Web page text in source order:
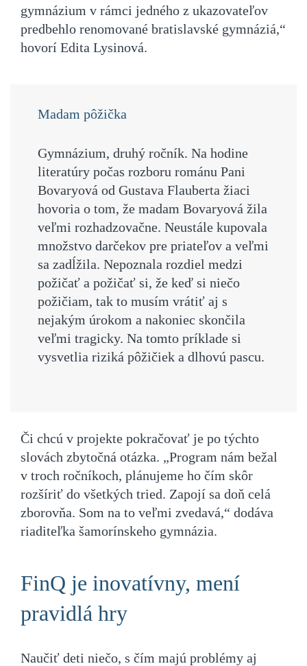
gymnázium v rámci jedného z ukazovateľov
predbehlo renomované bratislavské gymnáziá,“
hovorí Edita Lysinová.
Madam pôžička
Gymnázium, druhý ročník. Na hodine
literatúry počas rozboru románu Pani
Bovaryová od Gustava Flauberta žiaci
hovoria o tom, že madam Bovaryová žila
veľmi rozhadzovačne. Neustále kupovala
množstvo darčekov pre priateľov a veľmi
sa zadĺžila. Nepoznala rozdiel medzi
požičať a požičať si, že keď si niečo
požičiam, tak to musím vrátiť aj s
nejakým úrokom a nakoniec skončila
veľmi tragicky. Na tomto príklade si
vysvetlia riziká pôžičiek a dlhovú pascu.
Či chcú v projekte pokračovať je po týchto
slovách zbytočná otázka. „Program nám bežal
v troch ročníkoch, plánujeme ho čím skôr
rozšíriť do všetkých tried. Zapojí sa doň celá
zborovňa. Som na to veľmi zvedavá,“ dodáva
riaditeľka šamorínskeho gymnázia.
FinQ je inovatívny, mení
pravidlá hry
Naučiť deti niečo, s čím majú problémy aj